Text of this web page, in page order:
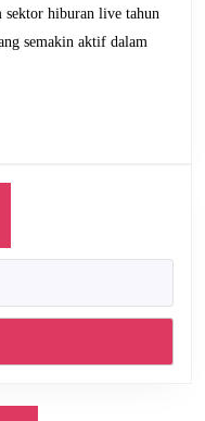
sektor hiburan live tahun
semakin aktif dalam